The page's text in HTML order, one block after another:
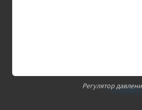
Регулятор